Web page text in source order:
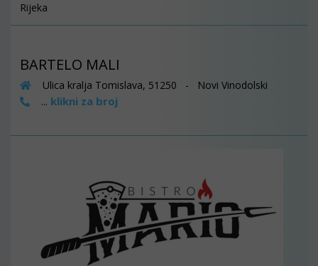
Rijeka
BARTELO MALI
Ulica kralja Tomislava, 51250 - Novi Vinodolski
... klikni za broj